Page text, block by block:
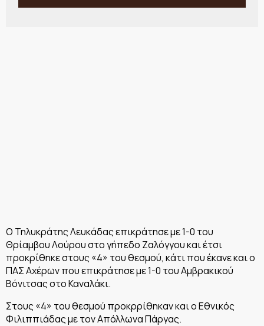
Ο Τηλυκράτης Λευκάδας επικράτησε με 1-0 του
Θρίαμβου Λούρου στο γήπεδο Ζαλόγγου και έτσι
προκρίθηκε στους «4» του θεσμού, κάτι που έκανε και ο
ΠΑΣ Αχέρων που επικράτησε με 1-0 του Αμβρακικού
Βόνιτσας στο Καναλάκι.
Στους «4» του θεσμού προκρρίθηκαν και ο Εθνικός
Φιλιππιάδας με τον Απόλλωνα Πάργας.